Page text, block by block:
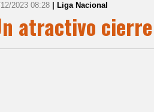
2023 08:28 | Liga Nacional
atractivo